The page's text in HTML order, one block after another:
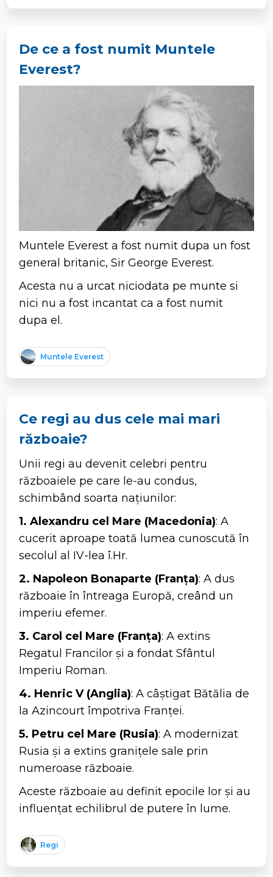
De ce a fost numit Muntele
Everest?
Muntele Everest a fost numit dupa un fost
general britanic, Sir George Everest.
Acesta nu a urcat niciodata pe munte si
nici nu a fost incantat ca a fost numit
dupa el.
Muntele Everest
Ce regi au dus cele mai mari
războaie?
Unii regi au devenit celebri pentru
războaiele pe care le-au condus,
schimbând soarta națiunilor:
1. Alexandru cel Mare (Macedonia): A
cucerit aproape toată lumea cunoscută în
secolul al IV-lea î.Hr.
2. Napoleon Bonaparte (Franța): A dus
războaie în întreaga Europă, creând un
imperiu efemer.
3. Carol cel Mare (Franța): A extins
Regatul Francilor și a fondat Sfântul
Imperiu Roman.
4. Henric V (Anglia): A câștigat Bătălia de
la Azincourt împotriva Franței.
5. Petru cel Mare (Rusia): A modernizat
Rusia și a extins granițele sale prin
numeroase războaie.
Aceste războaie au definit epocile lor și au
influențat echilibrul de putere în lume.
Regi